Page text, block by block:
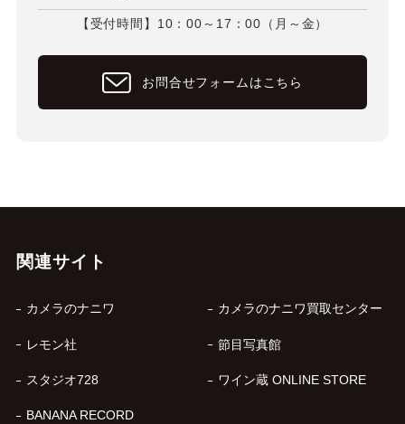
【受付時間】10：00～17：00（月～金）
お問合せフォームはこちら
関連サイト
カメラのナニワ カメラのナニワ買取センター
レモン社 節目写真館
スタジオ728 ワイン蔵 ONLINE STORE
BANANA RECORD